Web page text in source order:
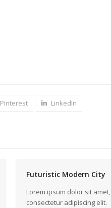
Pinterest LinkedIn
Futuristic Modern City
Lorem ipsum dolor sit amet,
consectetur adipiscing elit.